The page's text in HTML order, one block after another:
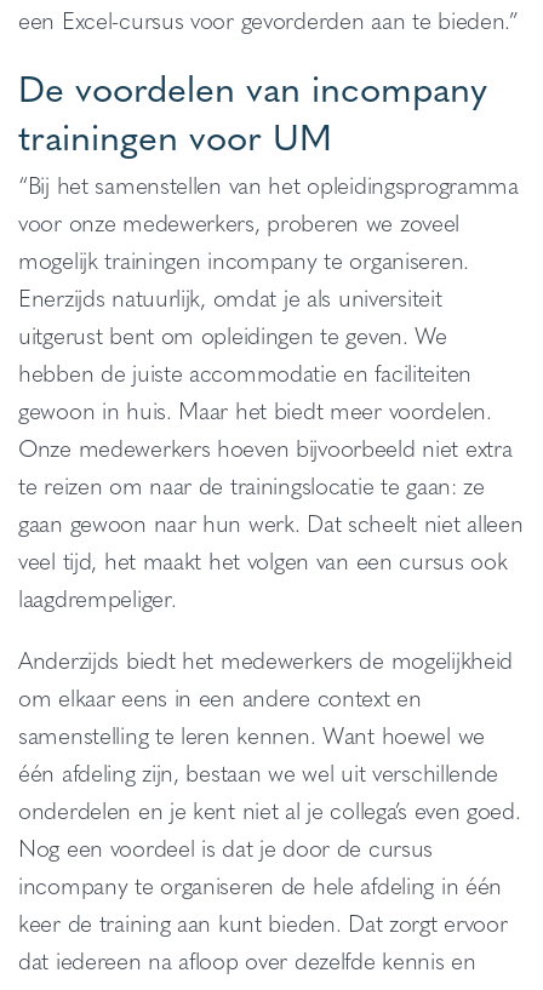
een Excel-cursus voor gevorderden aan te bieden.”
De voordelen van incompany
trainingen voor UM
“Bij het samenstellen van het opleidingsprogramma
voor onze medewerkers, proberen we zoveel
mogelijk trainingen incompany te organiseren.
Enerzijds natuurlijk, omdat je als universiteit
uitgerust bent om opleidingen te geven. We
hebben de juiste accommodatie en faciliteiten
gewoon in huis. Maar het biedt meer voordelen.
Onze medewerkers hoeven bijvoorbeeld niet extra
te reizen om naar de trainingslocatie te gaan: ze
gaan gewoon naar hun werk. Dat scheelt niet alleen
veel tijd, het maakt het volgen van een cursus ook
laagdrempeliger.
Anderzijds biedt het medewerkers de mogelijkheid
om elkaar eens in een andere context en
samenstelling te leren kennen. Want hoewel we
één afdeling zijn, bestaan we wel uit verschillende
onderdelen en je kent niet al je collega’s even goed.
Nog een voordeel is dat je door de cursus
incompany te organiseren de hele afdeling in één
keer de training aan kunt bieden. Dat zorgt ervoor
dat iedereen na afloop over dezelfde kennis en